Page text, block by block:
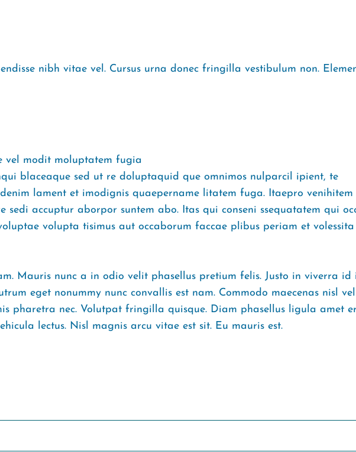
nibh vitae vel. Cursus urna donec fringilla vestibulum non.
vel modit moluptatem fugia
blaceaque sed ut re doluptaquid que omnimos nulparcil ipient, te
lament et imodignis quaepername litatem fuga. Itaepro venihitem
sedi accuptur aborpor suntem abo. Itas qui conseni ssequatatem qui
volupta tisimus aut occaborum faccae plibus periam et volessita
Mauris nunc a in odio velit phasellus pretium felis. Justo in viverra id
eget nonummy nunc convallis est nam. Commodo maecenas nisl
pharetra nec. Volutpat fringilla quisque. Diam phasellus ligula amet
lectus. Nisl magnis arcu vitae est sit. Eu mauris est.